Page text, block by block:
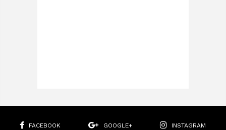
FACEBOOK GOOGLE+
INSTAGRAM